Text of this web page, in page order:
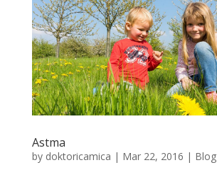
Astma
by doktoricamica | Mar 22, 2016 | Blog